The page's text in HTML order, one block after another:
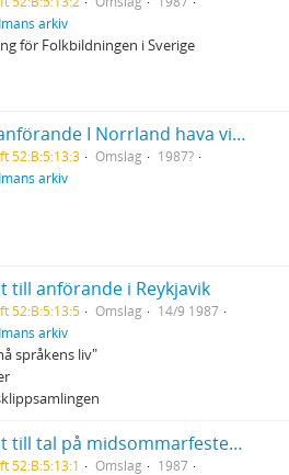
arkiv
för Folkbildningen i Sverige
Utkast till anförande I Norrland hava vi en stor del av Sverige
52:B:5:13:3 Omslag
1987?
arkiv
till anförande i Reykjavik
52:B:5:13:5 Omslag
14/9 1987
arkiv
språkens liv"
Manuskript till tal på midsommarfesten i Burträsk
52:B:5:13:1 Omslag
1987